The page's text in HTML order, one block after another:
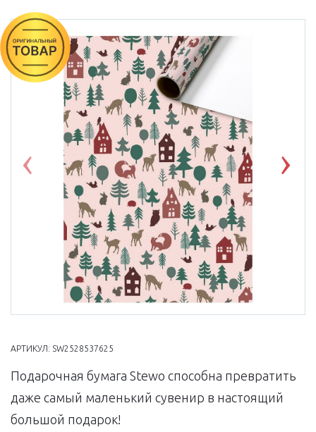
Previous
АРТИКУЛ: SW2528537625
Подарочная бумага Stewo способна превратить
даже самый маленький сувенир в настоящий
большой подарок!